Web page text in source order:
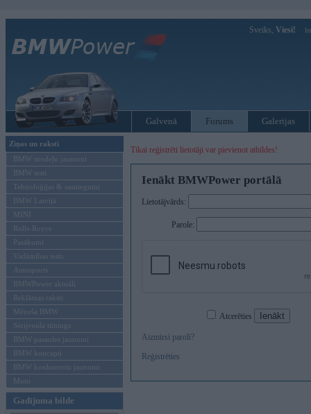
Sveiks, Viesi!
Galvenā Forums Galerijas
Ziņas un raksti
BMW modeļu jaunumi
BMW testi
Tehnoloģijas & sasniegumi
BMW Latvijā
MINI
Rolls-Royce
Pasākumi
Vadāmības tests
Autosports
BMWPower aktuāli
Reklāmas raksti
Mēneša BMW
Sērijveida tūnings
BMW pasaules jaunumi
BMW koncepti
BMW konkurentu jaunumi
Moto
Gadījuma bilde
Tikai reģistrēti lietotāji var pievienot atbildes!
Ienākt BMWPower portālā
Lietotājvārds:
Parole:
Atcerēties
Aizmirsi paroli?
Reģistrēties